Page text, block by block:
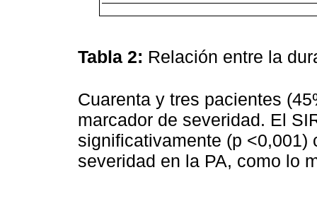
Tabla 2: Relación entre la
Cuarenta y tres pacientes
marcador de severidad. El
significativamente (p <0,001)
severidad en la PA, como lo